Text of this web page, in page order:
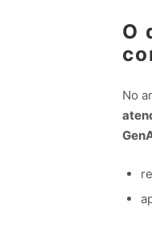
O
No